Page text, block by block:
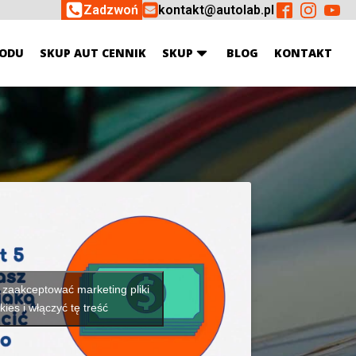
Zadzwoń kontakt@autolab.pl
SKUP AUT CENNIK SKUP BLOG KONTAKT
marketing pliki
i włączyć tę treść